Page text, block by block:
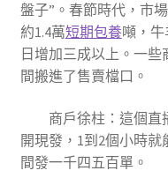
盤子”。春節時代，市
約1.4萬短期包養噸，牛
日增加三成以上。一
間搬進了售賣檔口。
商戶徐柱：這個直
開現發，1到2個小時
間發一千四五百單。